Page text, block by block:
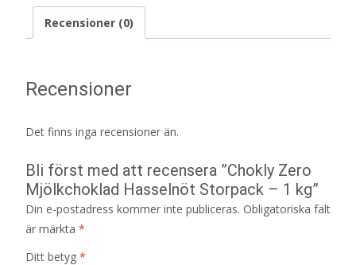
Recensioner (0)
Recensioner
Det finns inga recensioner än.
Bli först med att recensera ”Chokly Zero
Mjölkchoklad Hasselnöt Storpack – 1 kg”
Din e-postadress kommer inte publiceras. Obligatoriska fält
är märkta *
Ditt betyg *